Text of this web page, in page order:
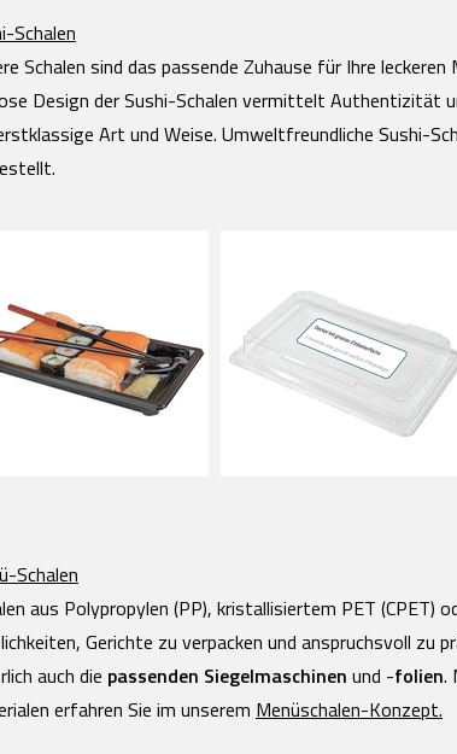
Schalen
Schalen sind das passende Zuhause für Ihre
Design der Sushi-Schalen vermittelt Authentizität
Art und Weise. Umweltfreundliche Sushi-
Schalen
aus Polypropylen (PP), kristallisiertem PET (CPET)
Gerichte zu verpacken und anspruchsvoll zu
auch die passenden Siegelmaschinen und -folien.
erfahren Sie im unserem Menüschalen-Konzept.